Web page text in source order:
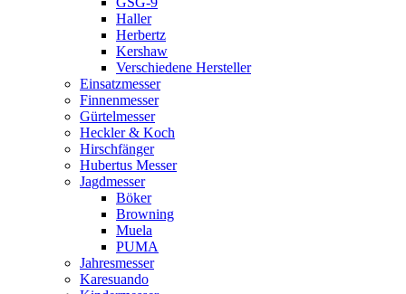
Haller
Herbertz
Kershaw
Verschiedene Hersteller
Einsatzmesser
Finnenmesser
Gürtelmesser
Heckler & Koch
Hirschfänger
Hubertus Messer
Jagdmesser
Böker
Browning
Muela
PUMA
Jahresmesser
Karesuando